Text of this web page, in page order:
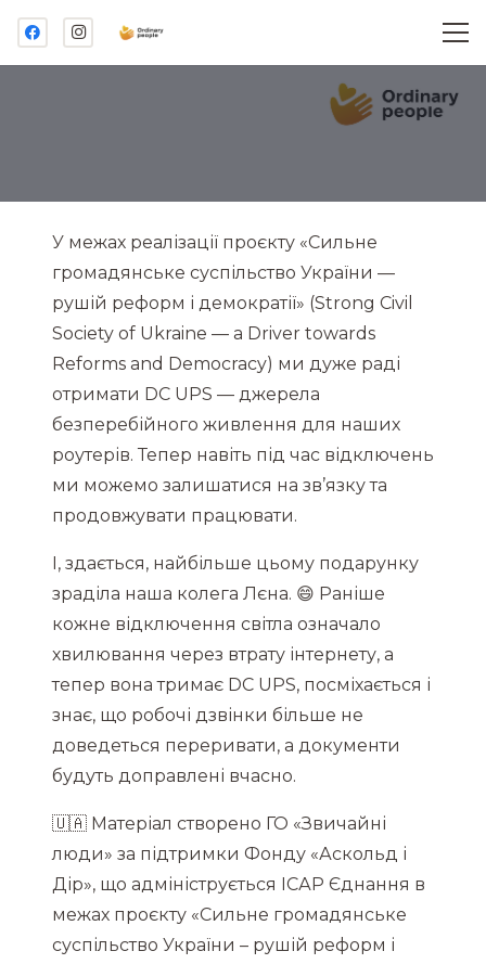
У межах реалізації проєкту «Сильне
громадянське суспільство України —
рушій реформ і демократії» (Strong Civil
Society of Ukraine — a Driver towards
Reforms and Democracy) ми дуже раді
отримати DC UPS — джерела
безперебійного живлення для наших
роутерів. Тепер навіть під час відключень
ми можемо залишатися на зв’язку та
продовжувати працювати.
І, здається, найбільше цьому подарунку
зраділа наша колега Лєна. 😄 Раніше
кожне відключення світла означало
хвилювання через втрату інтернету, а
тепер вона тримає DC UPS, посміхається і
знає, що робочі дзвінки більше не
доведеться переривати, а документи
будуть доправлені вчасно.
🇺🇦 Матеріал створено ГО «Звичайні
люди» за підтримки Фонду «Аскольд і
Дір», що адмініструється ІСАР Єднання в
межах проєкту «Сильне громадянське
суспільство України – рушій реформ і